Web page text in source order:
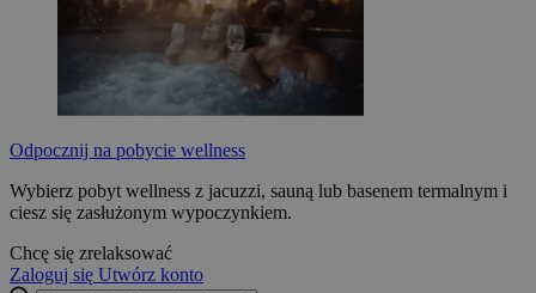
Odpocznij na pobycie wellness
Wybierz pobyt wellness z jacuzzi, sauną lub basenem termalnym i
ciesz się zasłużonym wypoczynkiem.
Chcę się zrelaksować
Zaloguj się Utwórz konto